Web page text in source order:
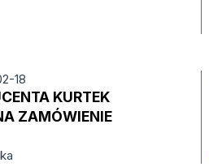
18
KURTEK
ZAMÓWIENIE